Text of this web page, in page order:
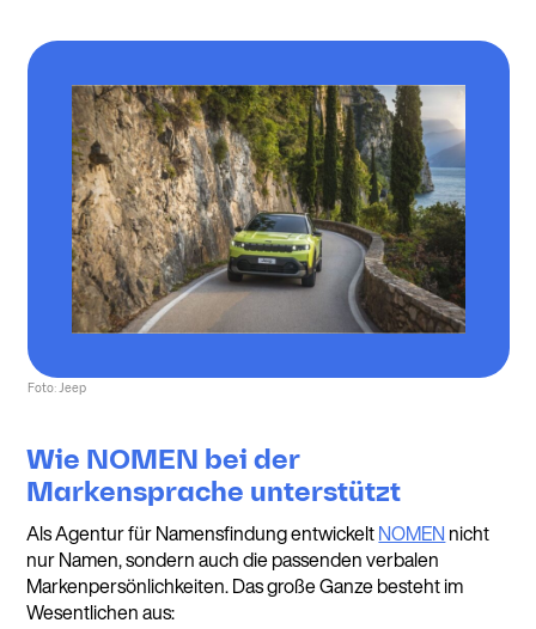
Foto: Jeep
Wie NOMEN bei der
Markensprache unterstützt
Als Agentur für Namensfindung entwickeltNOMEN nicht
nur Namen, sondern auch die passenden verbalen
Markenpersönlichkeiten. Das große Ganze besteht im
Wesentlichen aus: